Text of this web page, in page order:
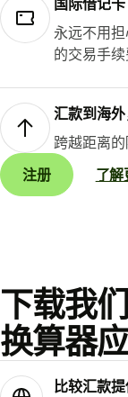
国际借记卡
永远不用
的交易手续
汇款到海
跨越距离
注册
了解
下载我
换算器
比较汇款